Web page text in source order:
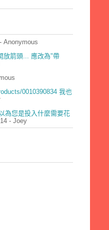
- Anonymous
放箭頭... 應改為"帶
0010390834 我也
為您是投入什麼需要花
- Joey